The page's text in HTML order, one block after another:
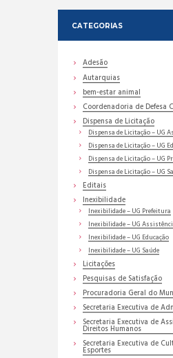
CATEGORIAS
Adesão
Autarquias
bem-estar animal
Coordenadoria de Defesa
Dispensa de Licitação
Dispensa de Licitação – UG
Dispensa de Licitação – UG
Dispensa de Licitação – UG
Dispensa de Licitação – UG
Editais
Inexibilidade
Inexibilidade – UG Prefeitura
Inexibilidade – UG
Inexibilidade – UG Educação
Inexibilidade – UG Saúde
Licitações
Pesquisas de Satisfação
Procuradoria Geral do
Secretaria Executiva de
Secretaria Executiva de
Direitos Humanos
Secretaria Executiva de
Esportes